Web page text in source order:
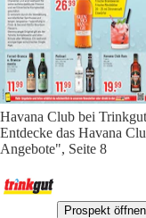
Havana Club bei
Entdecke das Havana
Angebote", Seite 8
Prospekt öffnen